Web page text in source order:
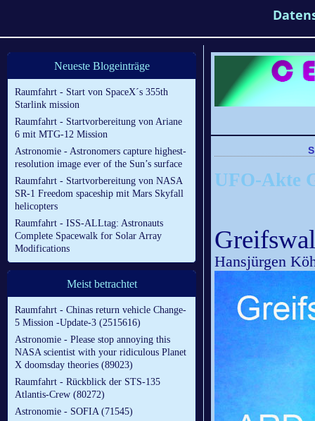
Neueste Blogeinträge
Raumfahrt - Start von SpaceX´s 355th
Starlink mission
Raumfahrt - Startvorbereitung von Ariane
6 mit MTG-12 Mission
Astronomie - Astronomers capture highest-
resolution image ever of the Sun’s surface
Raumfahrt - Startvorbereitung von NASA
SR-1 Freedom spaceship mit Mars Skyfall
helicopters
Raumfahrt - ISS-ALLtag: Astronauts
Complete Spacewalk for Solar Array
Modifications
Meist betrachtet
Raumfahrt - Chinas return vehicle Change-
5 Mission -Update-3 (2515616)
Astronomie - Please stop annoying this
NASA scientist with your ridiculous Planet
X doomsday theories (89023)
Raumfahrt - Rückblick der STS-135
Atlantis-Crew (80272)
Astronomie - SOFIA (71545)
UFO-Akte
Hansjürgen